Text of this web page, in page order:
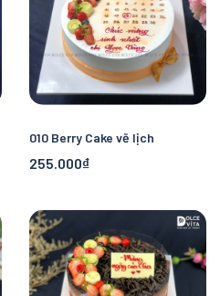
010 Berry Cake vẽ lịch
255.000₫